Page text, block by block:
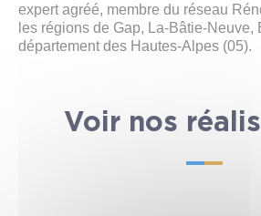
expert agréé, membre du réseau
les régions de Gap, La-Bâtie-Neuve,
département des Hautes-Alpes (05).
Voir nos